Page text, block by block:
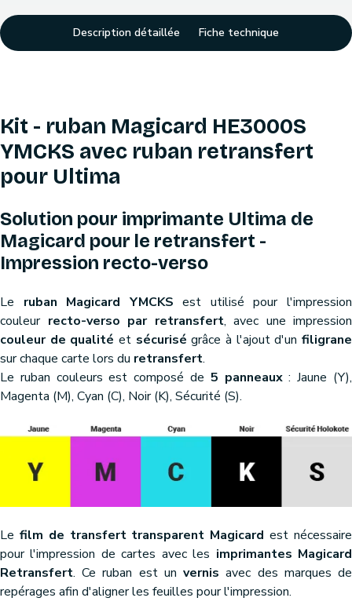
Description détaillée Fiche technique
Kit - ruban Magicard HE3000S
YMCKS avec ruban retransfert
pour Ultima
Solution pour imprimante Ultima de
Magicard pour le retransfert -
Impression recto-verso
Le ruban Magicard YMCKS est utilisé pour l'impression
couleur recto-verso par retransfert, avec une impression
couleur de qualité et sécuriségrâce à l'ajout d'unfiligrane
sur chaque carte lors du retransfert.
Le ruban couleurs est composé de 5 panneaux: Jaune (Y),
Magenta (M), Cyan (C), Noir (K), Sécurité (S).
Le film de transfert transparent Magicard est nécessaire
pour l'impression de cartes avec les imprimantes Magicard
Retransfert. Ce ruban est unvernis avec des marques de
repérages afin d'aligner les feuilles pour l'impression.